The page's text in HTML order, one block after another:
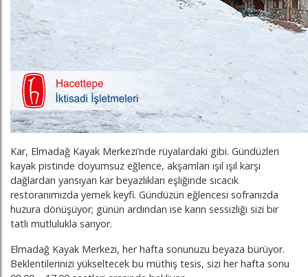
Kar, Elmadağ Kayak Merkezi’nde rüyalardaki gibi. Gündüzleri
kayak pistinde doyumsuz eğlence, akşamları ışıl ışıl karşı
dağlardan yansıyan kar beyazlıkları eşliğinde sıcacık
restoranımızda yemek keyfi. Gündüzün eğlencesi sofranızda
huzura dönüşüyor; günün ardından ise karın sessizliği sizi bir
tatlı mutlulukla sarıyor.
Elmadağ Kayak Merkezi, her hafta sonunuzu beyaza bürüyor.
Beklentilerinizi yükseltecek bu müthiş tesis, sizi her hafta sonu